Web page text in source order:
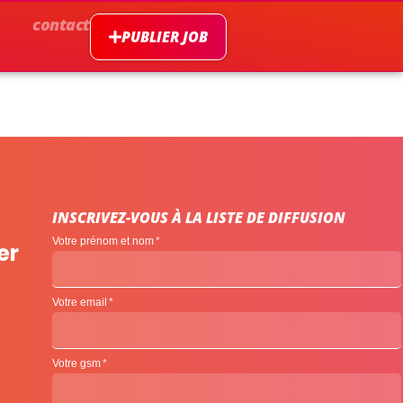
contact
PUBLIER JOB
INSCRIVEZ-VOUS À LA LISTE DE DIFFUSION
Votre prénom et nom
Votre email
Votre gsm